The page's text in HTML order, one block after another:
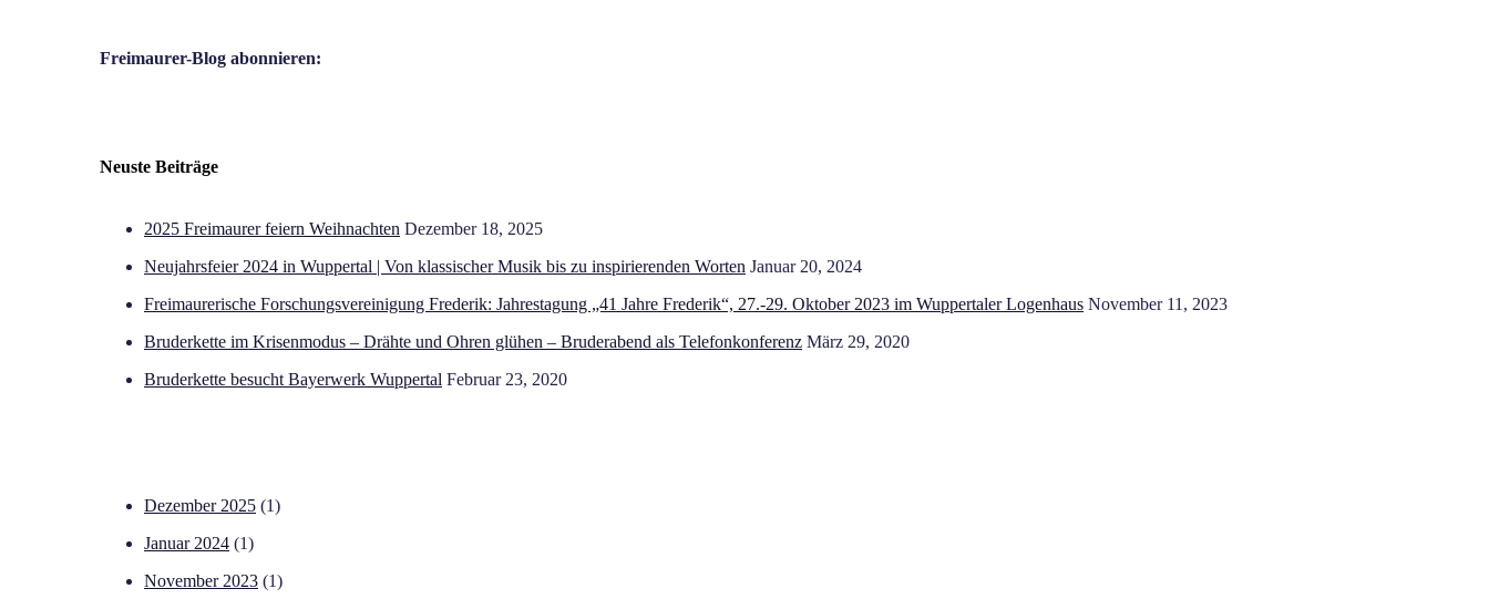
Freimaurer-Blog abonnieren:
Neuste Beiträge
2025 Freimaurer feiern Weihnachten Dezember 18, 2025
Neujahrsfeier 2024 in Wuppertal | Von klassischer Musik bis zu inspirierenden Worten Januar 20, 2024
Freimaurerische Forschungsvereinigung Frederik: Jahrestagung „41 Jahre Frederik“, 27.-29. Oktober 2023 im Wuppertaler Logenhaus November 11, 2023
Bruderkette im Krisenmodus – Drähte und Ohren glühen – Bruderabend als Telefonkonferenz März 29, 2020
Bruderkette besucht Bayerwerk Wuppertal Februar 23, 2020
Dezember 2025 (1)
Januar 2024 (1)
November 2023 (1)